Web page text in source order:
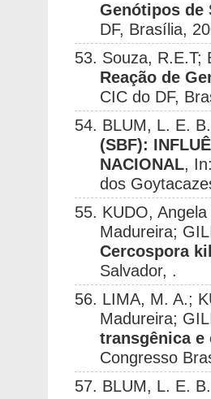
Genótipos de
DF, Brasília,
53. Souza, R.E.T;
Reação de
CIC do DF,
54. BLUM, L. E.
(SBF):
NACIONAL,
dos
55. KUDO,
Madureira;
Cercospora
Salvador, .
56. LIMA, M. A.;
Madureira;
transgênica
Congresso
57. BLUM, L. E.